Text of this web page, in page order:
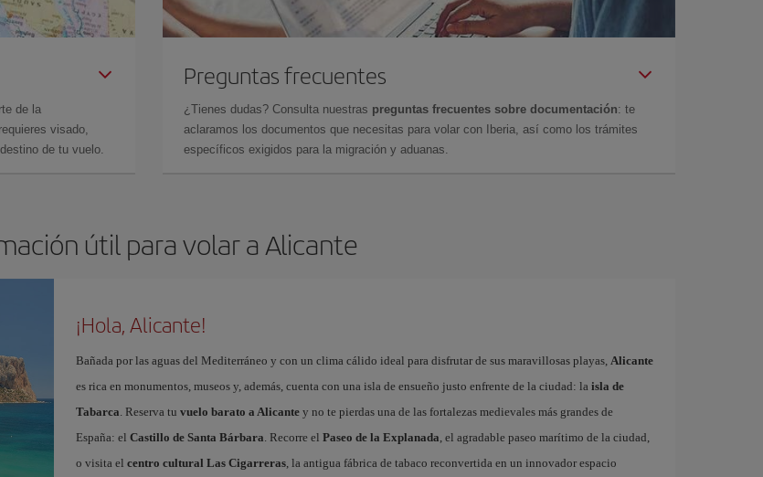
de la
visado,
de tu vuelo.
Preguntas frecuentes
¿Tienes dudas? Consulta nuestras preguntas frecuentes sobre documentación: te
aclaramos los documentos que necesitas para volar con Iberia, así como los trámites
específicos exigidos para la migración y aduanas.
útil para volar a Alicante
¡Hola, Alicante!
Bañada por las aguas del Mediterráneo y con un clima cálido ideal para disfrutar de sus maravillosas playas, Alicante
es rica en monumentos, museos y, además, cuenta con una isla de ensueño justo enfrente de la ciudad: la isla de
Tabarca. Reserva tu vuelo barato a Alicantey no te pierdas una de las fortalezas medievales más grandes de
España: el Castillo de Santa Bárbara. Recorre el Paseo de la Explanada, el agradable paseo marítimo de la ciudad,
o visita el centro cultural Las Cigarreras, la antigua fábrica de tabaco reconvertida en un innovador espacio